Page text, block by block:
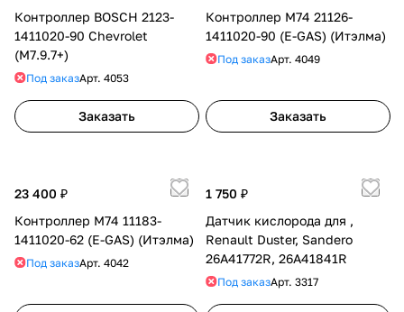
Контроллер BOSCH 2123-
1411020-90 Chevrolet
(M7.9.7+)
Под заказАрт. 4053
Заказать
Контроллер М74 21126-
1411020-90 (E-GAS) (Итэлма)
Под заказАрт. 4049
Заказать
23 400 ₽
Контроллер М74 11183-
1411020-62 (E-GAS) (Итэлма)
Под заказАрт. 4042
1 750 ₽
Датчик кислорода для ,
Renault Duster, Sandero
26A41772R, 26A41841R
Под заказАрт. 3317